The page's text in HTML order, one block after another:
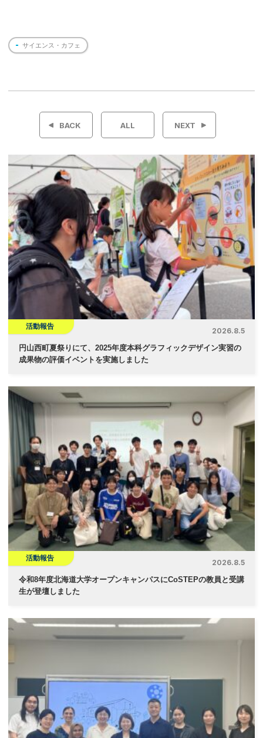
サイエンス・カフェ
投
ビ
ゲ
ー
シ
ョ
ン
BACK ALL NEXT
活動報告
2026.8.5
円山西町夏祭りにて、2025年度本科グラフィックデザイン実習の
成果物の評価イベントを実施しました
活動報告
2026.8.5
令和8年度北海道大学オープンキャンパスにCoSTEPの教員と受講
生が登壇しました